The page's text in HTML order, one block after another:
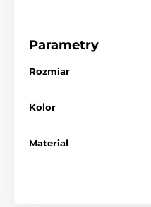
Parametry
Rozmiar
Kolor
Materiał